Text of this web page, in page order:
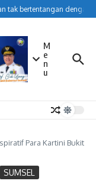
bertentangan dengan
M
e
n
u
Para Kartini Bukit
SUMSEL